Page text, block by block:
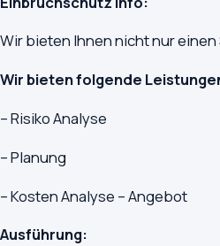
Wir bieten Ihnen nicht nur
Wir bieten folgende
– Risiko Analyse
– Planung
– Kosten Analyse – Angebot
Ausführung: